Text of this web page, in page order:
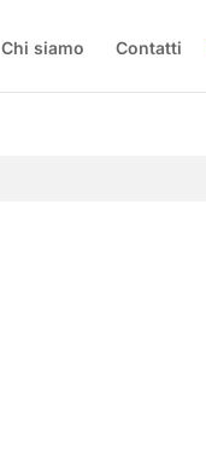
Chi siamo Contatti